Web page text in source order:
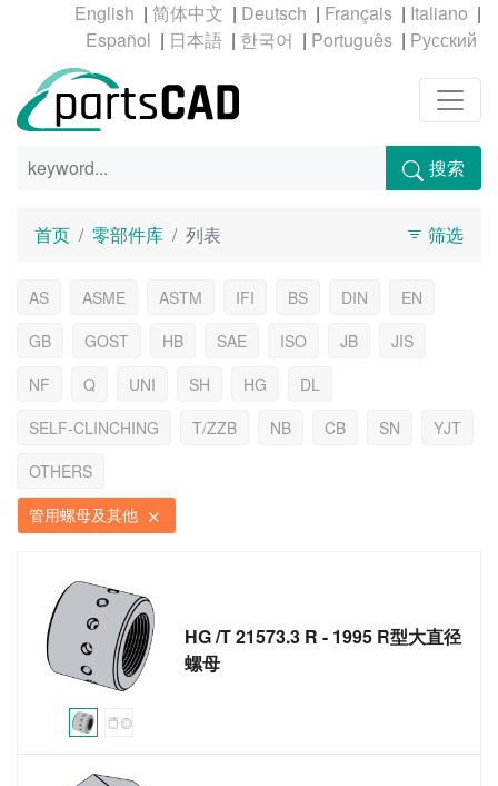
| | | |
|
|
| | |
搜索
首页 零部件库 列表 筛选
AS ASME ASTM IFI BS DIN
EN
GB
GOST HB SAE ISO JB
JIS
NF
Q UNI SH HG
DL
SELF-CLINCHING
T/ZZB NB CB SN
YJT
OTHERS
管用螺母及其他
HG /T 21573.3 R - 1995 R型大直径
螺母